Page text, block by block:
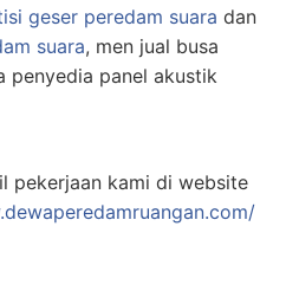
geser peredam suara dan
suara, men jual busa
penyedia panel akustik
pekerjaan kami di website